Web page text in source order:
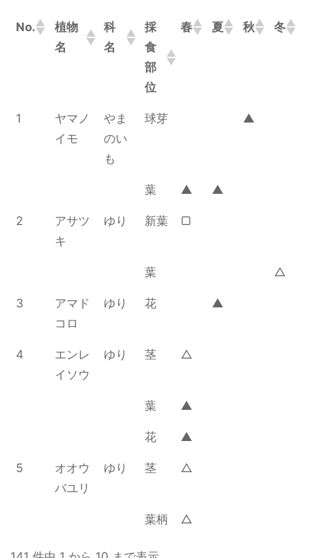
No.
植物
名
科
名
採
食
部
位
春 夏 秋 冬
1
ヤマノ
イモ
やま
のい
も
球芽 ▲
葉 ▲ ▲
2
アサツ
キ
ゆり 新葉 ▢
葉 △
3
アマド
コロ
ゆり 花 ▲
4
エンレ
イソウ
ゆり 茎 △
葉 ▲
花 ▲
5
オオウ
バユリ
ゆり 茎 △
葉柄 △